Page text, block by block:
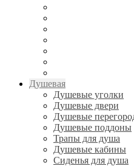
Душевая
Душевые уголки
Душевые двери
Душевые
Душевые поддоны
Трапы для душа
Душевые кабины
Сиденья для душа